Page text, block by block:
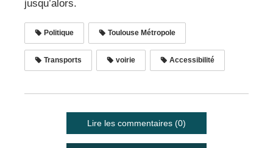
jusqu’alors.
Politique Toulouse Métropole
Transports voirie Accessibilité
Lire les commentaires (0)